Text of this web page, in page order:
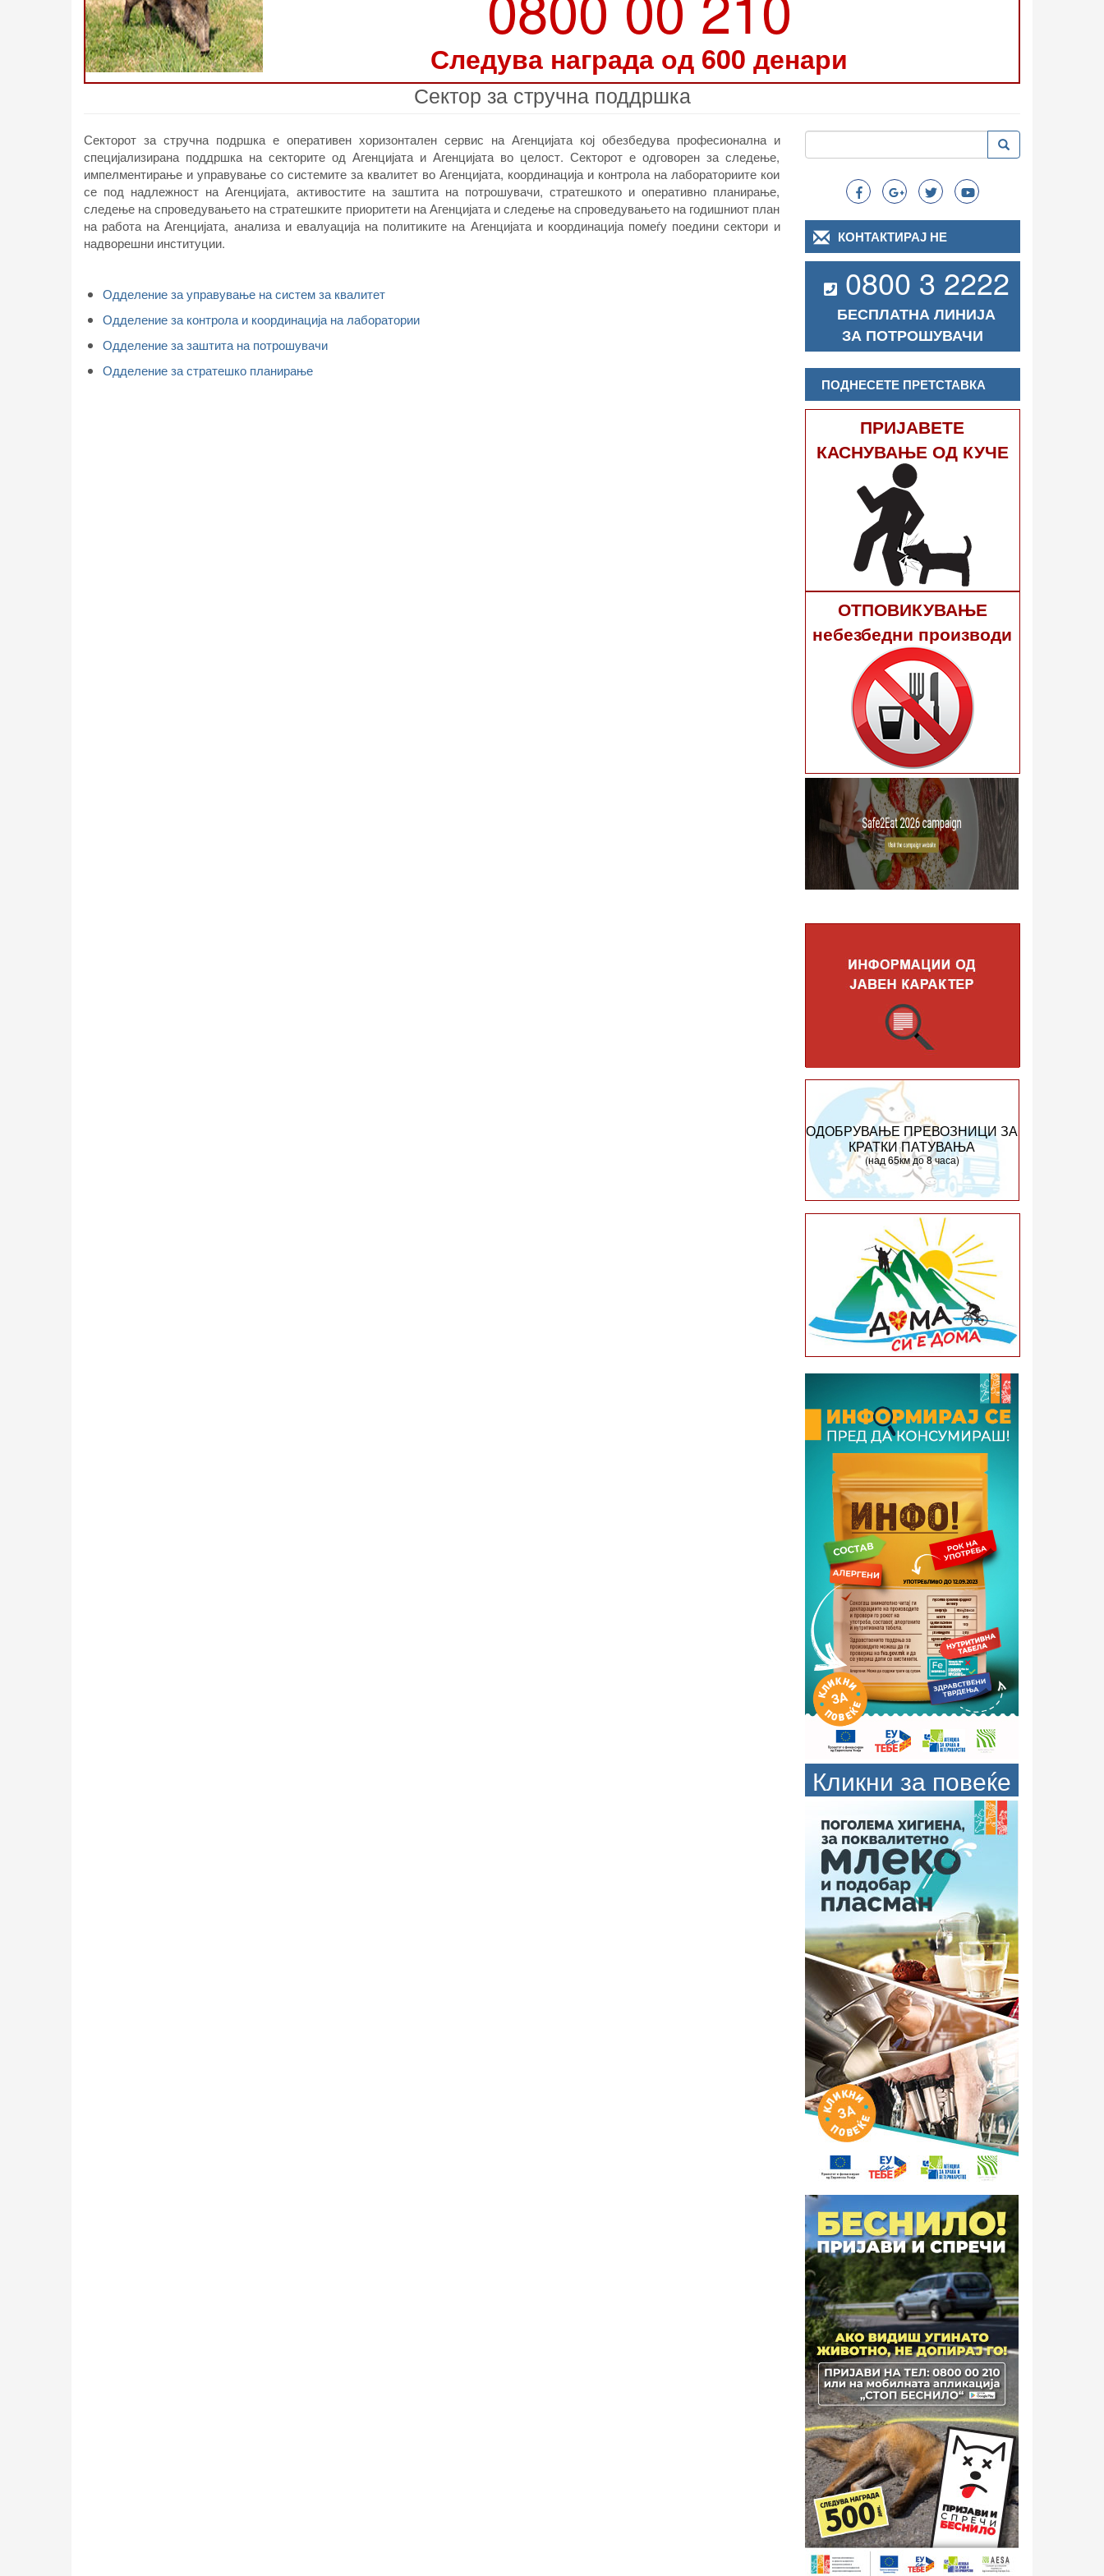
Следува награда од 600 денари
Сектор за стручна поддршка
Секторот за стручна подршка е оперативен хоризонтален сервис на Агенцијата кој обезбедува професионална и
специјализирана поддршка на секторите од Агенцијата и Агенцијата во целост. Секторот е одговорен за следење,
импелментирање и управување со системите за квалитет во Агенцијата, координација и контрола на лабораториите кои
се под надлежност на Агенцијата, активостите на заштита на потрошувачи, стратешкото и оперативно планирање,
следење на спроведувањето на стратешките приоритети на Агенцијата и следење на спроведувањето на годишниот план
на работа на Агенцијата, анализа и евалуација на политиките на Агенцијата и координација помеѓу поедини сектори и
надворешни институции.
Одделение за управување на систем за квалитет
Одделение за контрола и координација на лаборатории
Одделение за заштита на потрошувачи
Одделение за стратешко планирање
Search
Пребарување Пребарување
КОНТАКТИРАЈ НЕ
0800 3 2222
БЕСПЛАТНА ЛИНИЈА
ЗА ПОТРОШУВАЧИ
ПОДНЕСЕТЕ ПРЕТСТАВКА
ПРИЈАВЕТЕ
КАСНУВАЊЕ ОД КУЧЕ
ОТПОВИКУВАЊЕ
небезбедни производи
ОДОБРУВАЊЕ ПРЕВОЗНИЦИ ЗА
КРАТКИ ПАТУВАЊА
(над 65км до 8 часа)
Кликни за повеќе